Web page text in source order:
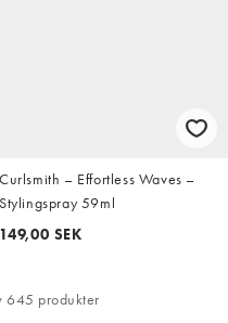
Curlsmith – Effortless Waves –
Stylingspray 59ml
149,00 SEK
645 produkter